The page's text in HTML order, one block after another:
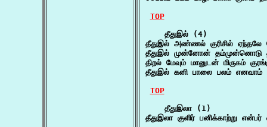
TOP
    தீதுஇல் (4)
தீதுஇல் அண்ணல் குரிசில்
தீதுஇல் முன்னோன்
திறல் மேவும் மானுடன் மிருகம்
தீதுஇல் கனி பாலை பலம்
TOP
    தீதுஇலா (1)
தீதுஇலா குளிர் பனிக்காற்று